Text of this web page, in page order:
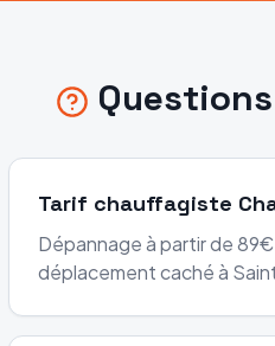
Tarif chauffagiste
Dépannage à partir de
déplacement caché à